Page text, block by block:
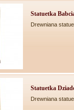
Statuetka
Drewniana
Statuetka
Drewniana